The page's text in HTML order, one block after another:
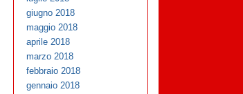
giugno 2018
maggio 2018
aprile 2018
marzo 2018
febbraio 2018
gennaio 2018